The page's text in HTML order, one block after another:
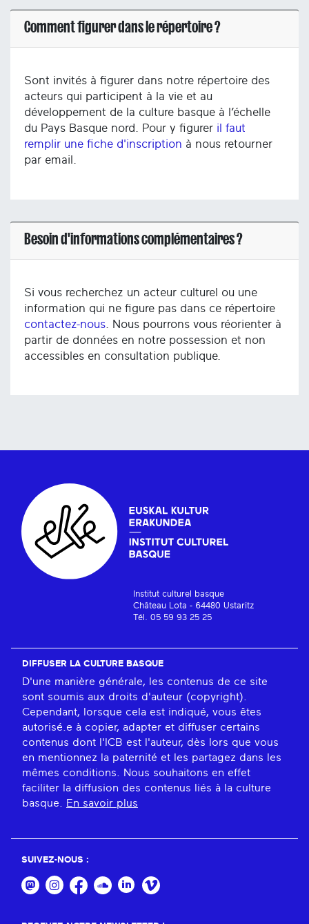
Comment figurer dans le répertoire ?
Sont invités à figurer dans notre répertoire des
acteurs qui participent à la vie et au
développement de la culture basque à l’échelle
du Pays Basque nord. Pour y figurer il faut
remplir une fiche d'inscription à nous retourner
par email.
Besoin d'informations complémentaires ?
Si vous recherchez un acteur culturel ou une
information qui ne figure pas dans ce répertoire
contactez-nous . Nous pourrons vous réorienter à
partir de données en notre possession et non
accessibles en consultation publique.
Institut culturel basque
Château Lota - 64480 Ustaritz
Tél. 05 59 93 25 25
DIFFUSER LA CULTURE BASQUE
D'une manière générale, les contenus de ce site
sont soumis aux droits d'auteur (copyright).
Cependant, lorsque cela est indiqué, vous êtes
autorisé.e à copier, adapter et diffuser certains
contenus dont l'ICB est l'auteur, dès lors que vous
en mentionnez la paternité et les partagez dans les
mêmes conditions. Nous souhaitons en effet
faciliter la diffusion des contenus liés à la culture
basque. En savoir plus
SUIVEZ-NOUS :